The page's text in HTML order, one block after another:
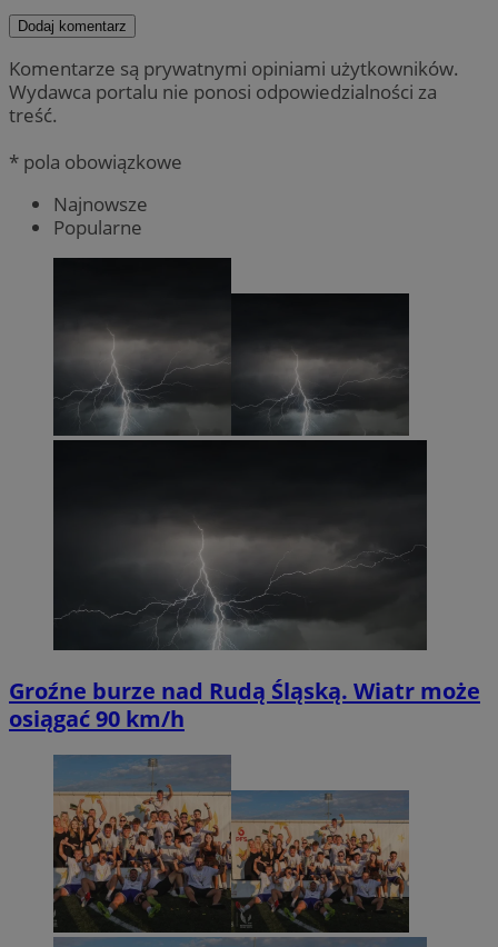
Dodaj komentarz
Komentarze są prywatnymi opiniami użytkowników.
Wydawca portalu nie ponosi odpowiedzialności za
treść.
* pola obowiązkowe
Najnowsze
Popularne
Groźne burze nad Rudą Śląską. Wiatr może
osiągać 90 km/h